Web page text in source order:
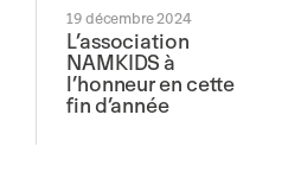
19 décembre 2024
L’association
NAMKIDS à
l’honneur en cette
fin d’année